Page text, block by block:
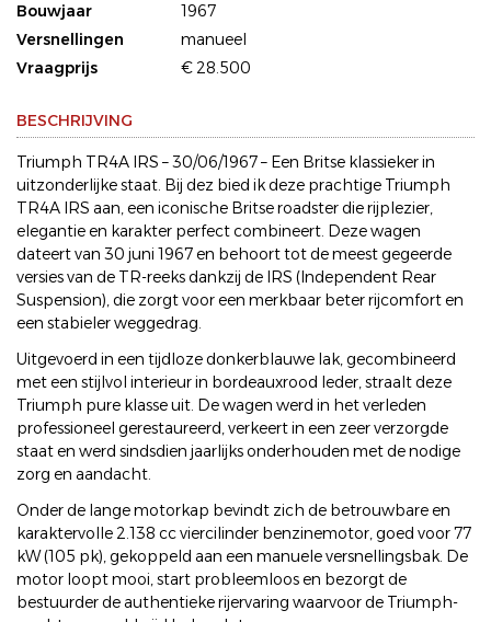
Bouwjaar
1967
Versnellingen
manueel
Vraagprijs
€ 28.500
BESCHRIJVING
Triumph TR4A IRS – 30/06/1967 – Een Britse klassieker in
uitzonderlijke staat. Bij dez bied ik deze prachtige Triumph
TR4A IRS aan, een iconische Britse roadster die rijplezier,
elegantie en karakter perfect combineert. Deze wagen
dateert van 30 juni 1967 en behoort tot de meest gegeerde
versies van de TR-reeks dankzij de IRS (Independent Rear
Suspension), die zorgt voor een merkbaar beter rijcomfort en
een stabieler weggedrag.
Uitgevoerd in een tijdloze donkerblauwe lak, gecombineerd
met een stijlvol interieur in bordeauxrood leder, straalt deze
Triumph pure klasse uit. De wagen werd in het verleden
professioneel gerestaureerd, verkeert in een zeer verzorgde
staat en werd sindsdien jaarlijks onderhouden met de nodige
zorg en aandacht.
Onder de lange motorkap bevindt zich de betrouwbare en
karaktervolle 2.138 cc viercilinder benzinemotor, goed voor 77
kW (105 pk), gekoppeld aan een manuele versnellingsbak. De
motor loopt mooi, start probleemloos en bezorgt de
bestuurder de authentieke rijervaring waarvoor de Triumph-